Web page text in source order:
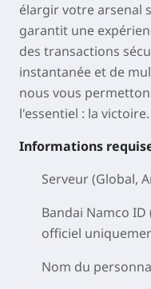
élargir votre arsenal
garantit une
des transactions
instantanée et de
nous vous
l'essentiel : la victoire.
Informations
Serveur (Global,
Bandai Namco
officiel
Nom du